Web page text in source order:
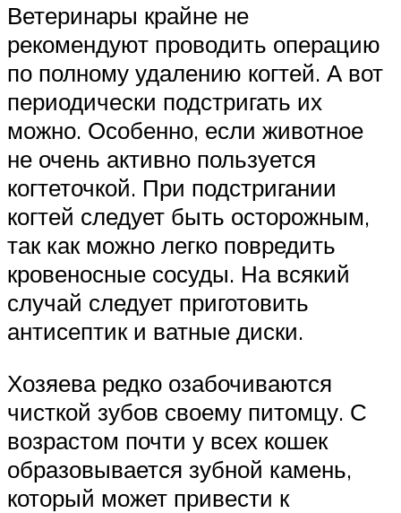
Ветеринары крайне не
рекомендуют проводить операцию
по полному удалению когтей. А вот
периодически подстригать их
можно. Особенно, если животное
не очень активно пользуется
когтеточкой. При подстригании
когтей следует быть осторожным,
так как можно легко повредить
кровеносные сосуды. На всякий
случай следует приготовить
антисептик и ватные диски.
Хозяева редко озабочиваются
чисткой зубов своему питомцу. С
возрастом почти у всех кошек
образовывается зубной камень,
который может привести к